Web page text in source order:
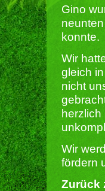
Gino
konnte.
Wir
gleich
nicht
herzlich
Wir
fördern
Zurück